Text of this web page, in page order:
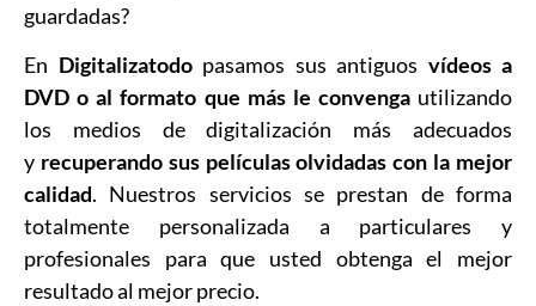
guardadas?
En Digitalizatodopasamos sus antiguos vídeos a
DVD o al formato que más le convengautilizando
los medios de digitalización más adecuados
y recuperando sus películas olvidadas con la mejor
calidad. Nuestros servicios se prestan de forma
totalmente personalizada a particulares y
profesionales para que usted obtenga el mejor
resultado al mejor precio.